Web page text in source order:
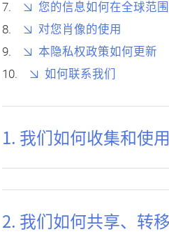
您的信息如何在全球范
对您肖像的使用
本隐私权政策如何更新
如何联系我们
1. 我们如何收集和使
2. 我们如何共享、转